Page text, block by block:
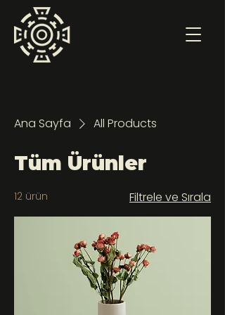
Ana Sayfa All Products
Tüm Ürünler
12 ürün Filtrele ve Sırala